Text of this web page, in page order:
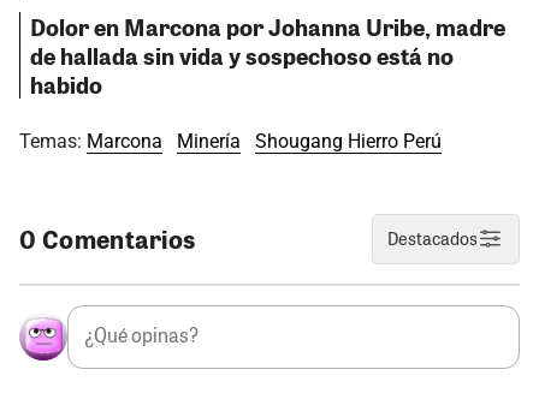
Dolor en Marcona por Johanna Uribe, madre
de hallada sin vida y sospechoso está no
habido
Temas: Marcona Minería Shougang Hierro Perú
0 Comentarios Destacados